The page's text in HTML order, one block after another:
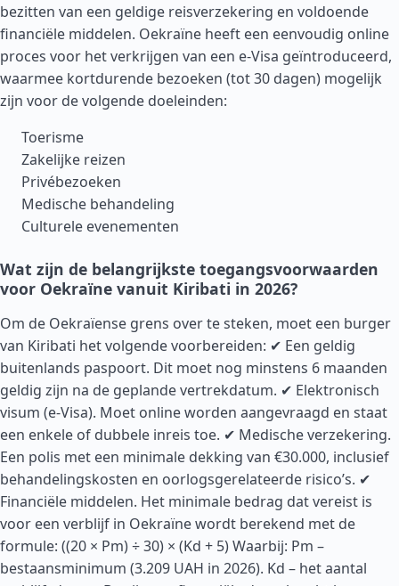
bezitten van een geldige reisverzekering en voldoende
financiële middelen. Oekraïne heeft een eenvoudig online
proces voor het verkrijgen van een e-Visa geïntroduceerd,
waarmee kortdurende bezoeken (tot 30 dagen) mogelijk
zijn voor de volgende doeleinden:
Toerisme
Zakelijke reizen
Privébezoeken
Medische behandeling
Culturele evenementen
Wat zijn de belangrijkste toegangsvoorwaarden
voor Oekraïne vanuit Kiribati in 2026?
Om de Oekraïense grens over te steken, moet een burger
van Kiribati het volgende voorbereiden: ✔ Een geldig
buitenlands paspoort. Dit moet nog minstens 6 maanden
geldig zijn na de geplande vertrekdatum. ✔ Elektronisch
visum (e-Visa). Moet online worden aangevraagd en staat
een enkele of dubbele inreis toe. ✔ Medische verzekering.
Een polis met een minimale dekking van €30.000, inclusief
behandelingskosten en oorlogsgerelateerde risico’s. ✔
Financiële middelen. Het minimale bedrag dat vereist is
voor een verblijf in Oekraïne wordt berekend met de
formule: ((20 × Pm) ÷ 30) × (Kd + 5) Waarbij: Pm –
bestaansminimum (3.209 UAH in 2026). Kd – het aantal